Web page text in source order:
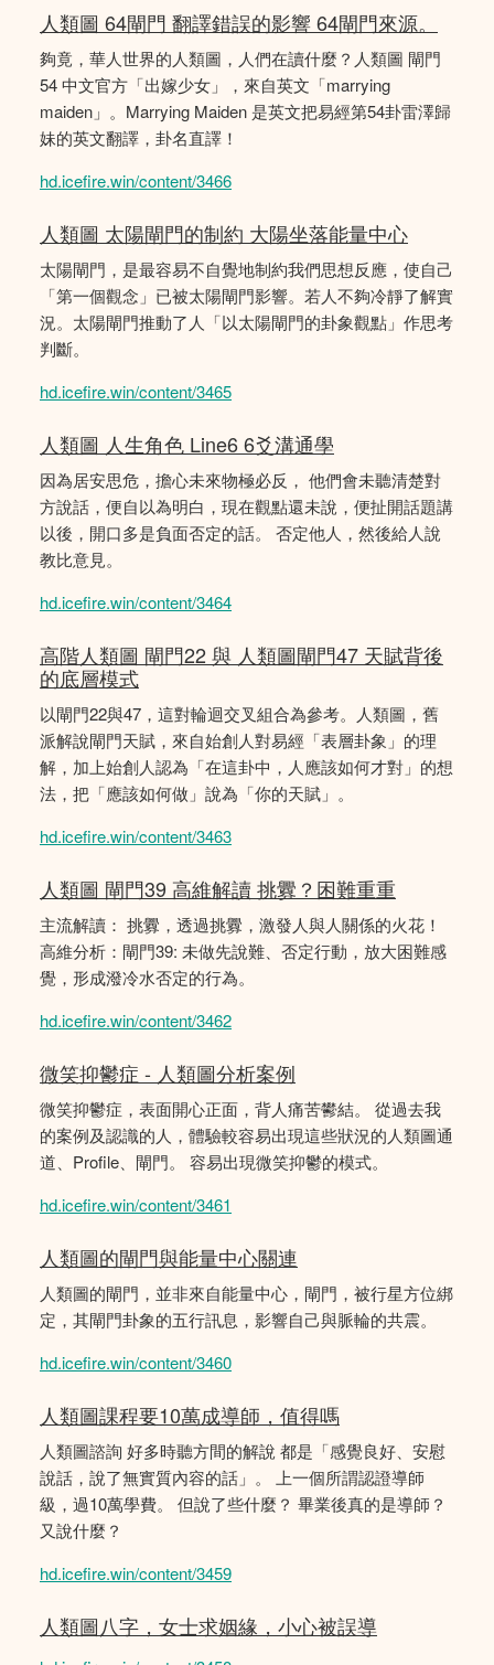
人類圖 64閘門 翻譯錯誤的影響 64閘門來源。
夠竟，華人世界的人類圖，人們在讀什麼？人類圖 閘門
54 中文官方「出嫁少女」，來自英文「marrying
maiden」。Marrying Maiden 是英文把易經第54卦雷澤歸
妹的英文翻譯，卦名直譯！
hd.icefire.win/content/3466
人類圖 太陽閘門的制約 大陽坐落能量中心
太陽閘門，是最容易不自覺地制約我們思想反應，使自己
「第一個觀念」已被太陽閘門影響。若人不夠冷靜了解實
況。太陽閘門推動了人「以太陽閘門的卦象觀點」作思考
判斷。
hd.icefire.win/content/3465
人類圖 人生角色 Line6 6爻溝通學
因為居安思危，擔心未來物極必反， 他們會未聽清楚對
方說話，便自以為明白，現在觀點還未說，便扯開話題講
以後，開口多是負面否定的話。 否定他人，然後給人說
教比意見。
hd.icefire.win/content/3464
高階人類圖 閘門22 與 人類圖閘門47 天賦背後
的底層模式
以閘門22與47，這對輪迴交叉組合為參考。人類圖，舊
派解說閘門天賦，來自始創人對易經「表層卦象」的理
解，加上始創人認為「在這卦中，人應該如何才對」的想
法，把「應該如何做」說為「你的天賦」。
hd.icefire.win/content/3463
人類圖 閘門39 高維解讀 挑釁？困難重重
主流解讀： 挑釁，透過挑釁，激發人與人關係的火花！
高維分析：閘門39: 未做先說難、否定行動，放大困難感
覺，形成潑冷水否定的行為。
hd.icefire.win/content/3462
微笑抑鬱症 - 人類圖分析案例
微笑抑鬱症，表面開心正面，背人痛苦鬰結。 從過去我
的案例及認識的人，體驗較容易出現這些狀況的人類圖通
道、Profile、閘門。 容易出現微笑抑鬱的模式。
hd.icefire.win/content/3461
人類圖的閘門與能量中心關連
人類圖的閘門，並非來自能量中心，閘門，被行星方位綁
定，其閘門卦象的五行訊息，影響自己與脈輪的共震。
hd.icefire.win/content/3460
人類圖課程要10萬成導師，值得嗎
人類圖諮詢 好多時聽方間的解說 都是「感覺良好、安慰
說話，說了無實質內容的話」。 上一個所謂認證導師
級，過10萬學費。 但說了些什麼？ 畢業後真的是導師？
又說什麼？
hd.icefire.win/content/3459
人類圖八字，女士求姻緣，小心被誤導